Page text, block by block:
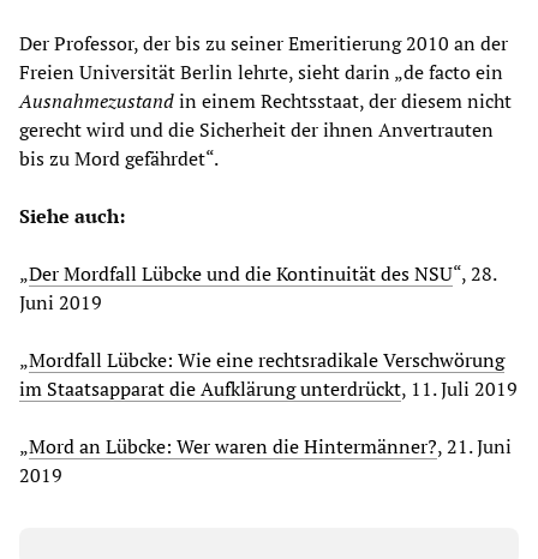
Der Professor, der bis zu seiner Emeritierung 2010 an der
Freien Universität Berlin lehrte, sieht darin „de facto ein
Ausnahmezustandin einem Rechtsstaat, der diesem nicht
gerecht wird und die Sicherheit der ihnen Anvertrauten
bis zu Mord gefährdet“.
Siehe auch:
„Der Mordfall Lübcke und die Kontinuität des NSU“, 28.
Juni 2019
„Mordfall Lübcke: Wie eine rechtsradikale Verschwörung
im Staatsapparat die Aufklärung unterdrückt, 11. Juli 2019
„Mord an Lübcke: Wer waren die Hintermänner?, 21. Juni
2019